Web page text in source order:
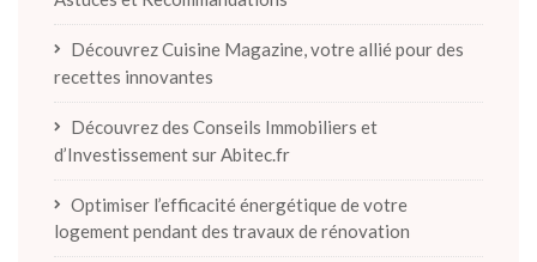
Découvrez Cuisine Magazine, votre allié pour des
recettes innovantes
Découvrez des Conseils Immobiliers et
d’Investissement sur Abitec.fr
Optimiser l’efficacité énergétique de votre
logement pendant des travaux de rénovation